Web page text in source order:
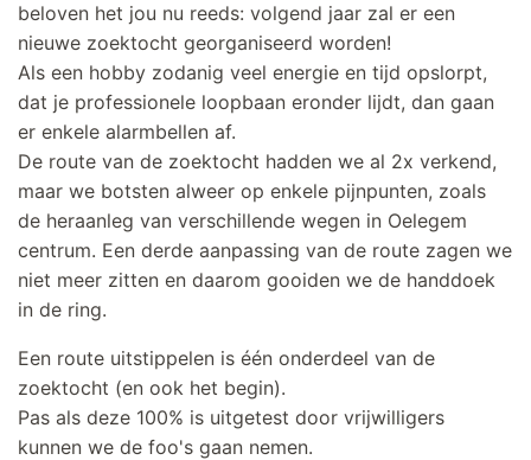
beloven het jou nu reeds: volgend jaar zal er een
nieuwe zoektocht georganiseerd worden!
Als een hobby zodanig veel energie en tijd opslorpt,
dat je professionele loopbaan eronder lijdt, dan gaan
er enkele alarmbellen af.
De route van de zoektocht hadden we al 2x verkend,
maar we botsten alweer op enkele pijnpunten, zoals
de heraanleg van verschillende wegen in Oelegem
centrum. Een derde aanpassing van de route zagen we
niet meer zitten en daarom gooiden we de handdoek
in de ring.
Een route uitstippelen is één onderdeel van de
zoektocht (en ook het begin).
Pas als deze 100% is uitgetest door vrijwilligers
kunnen we de foo's gaan nemen.